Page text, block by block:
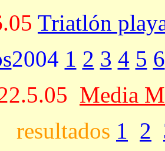
Triatlón
2004 1 2 3 4 5 6
Media
resultados 1 2